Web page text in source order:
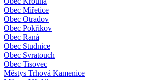
Obec Miřetice
Obec Otradov
Obec Pokřikov
Obec Raná
Obec Studnice
Obec Svratouch
Obec Tisovec
Městys Trhová Kamenice